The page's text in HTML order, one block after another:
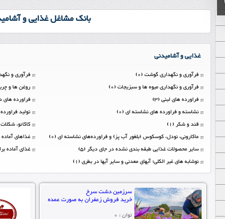
بانک مشاغل غذایی و
غذایی و آشامیدنی
فرآوری و نگهداری گوشت (0)
فرآوری و
فرآوری و نگهداری میوه ها و سبزیجات (0)
روغن ها و
فراورده های لبنی (3)
فراورده های
نشاسته و فراورده های نشاسته ای (0)
توليد
قند و شکر (1)
کاکائو،
ماکارونی، نودل، کوسکوس (بلغور آب پز) و فراورده‌های نشاسته ای (0)
غذاهای آماده
سایر محصولات غذایی طبقه بندی نشده در جای دیگر (5)
غذای آماده
نوشابه های غیر الکلی؛ آبهای معدنی و سایر آبها در بطری (1)
سرزمین دشت سرخ
خرید فروش زعفران به صورت عمده
توان : 0